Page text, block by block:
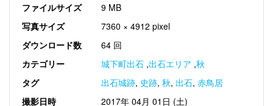
ファイルサイズ
9 MB
写真サイズ
7360 × 4912 pixel
ダウンロード数
64 回
カテゴリー
城下町出石 ,出石エリア ,秋
タグ
出石城跡, 史跡, 秋, 出石, 赤鳥居
撮影日時
2017年 04月 01日 (土)